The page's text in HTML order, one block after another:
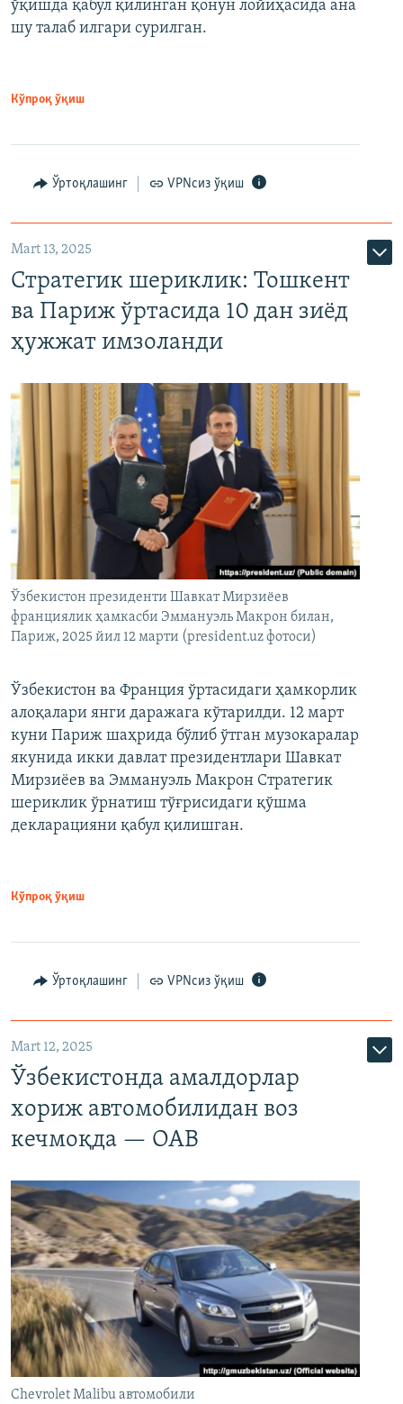
ўқишда қабул қилинган қонун лойиҳасида ана
шу талаб илгари сурилган.
Кўпроқ ўқиш
Ўртоқлашинг VPNсиз ўқиш
Mart 13, 2025
Стратегик шериклик: Тошкент
ва Париж ўртасида 10 дан зиёд
ҳужжат имзоланди
Ўзбекистон президенти Шавкат Мирзиёев
франциялик ҳамкасби Эммануэль Макрон билан,
Париж, 2025 йил 12 марти (president.uz фотоси)
Ўзбекистон ва Франция ўртасидаги ҳамкорлик
алоқалари янги даражага кўтарилди. 12 март
куни Париж шаҳрида бўлиб ўтган музокаралар
якунида икки давлат президентлари Шавкат
Мирзиёев ва Эммануэль Макрон Стратегик
шериклик ўрнатиш тўғрисидаги қўшма
декларацияни қабул қилишган.
Кўпроқ ўқиш
Ўртоқлашинг VPNсиз ўқиш
Mart 12, 2025
Ўзбекистонда амалдорлар
хориж автомобилидан воз
кечмоқда — ОАВ
Chevrolet Malibu автомобили